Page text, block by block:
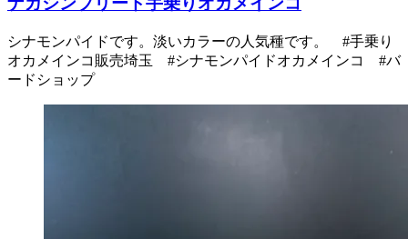
シナモンパイドです。淡いカラーの人気種です。 #手乗り
オカメインコ販売埼玉 #シナモンパイドオカメインコ #バ
ードショップ